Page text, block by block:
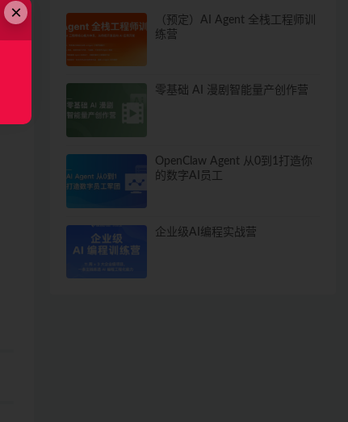
（预定）AI Agent 全栈工程师训
练营
零基础 AI 漫剧智能量产创作营
OpenClaw Agent 从0到1打造你
的数字AI员工
企业级AI编程实战营
×